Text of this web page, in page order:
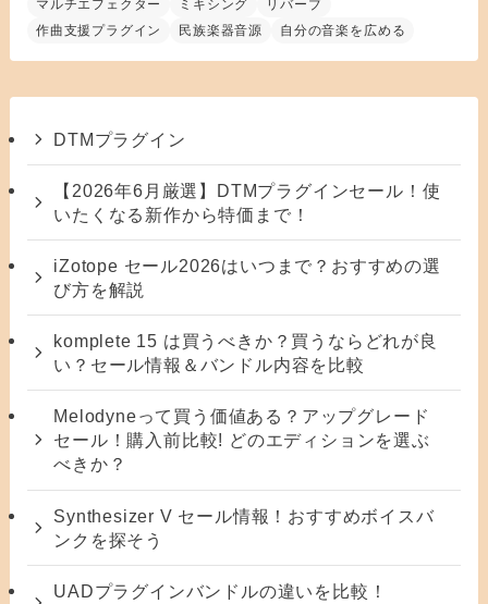
マルチエフェクター ミキシング
リバーブ
作曲支援プラグイン
民族楽器音源 自分の音楽を広める
DTMプラグイン
【2026年6月厳選】DTMプラグインセール！使
いたくなる新作から特価まで！
iZotope セール2026はいつまで？おすすめの選
び方を解説
komplete 15 は買うべきか？買うならどれが良
い？セール情報＆バンドル内容を比較
Melodyneって買う価値ある？アップグレード
セール！購入前比較! どのエディションを選ぶ
べきか？
Synthesizer V セール情報！おすすめボイスバ
ンクを探そう
UADプラグインバンドルの違いを比較！